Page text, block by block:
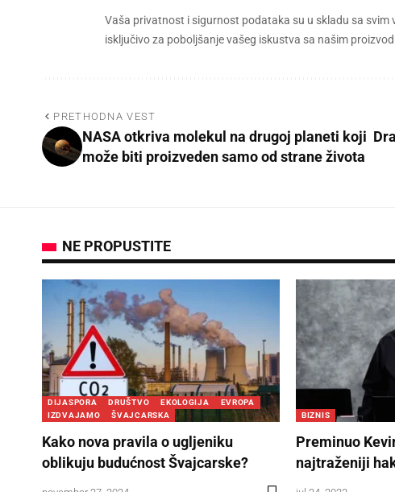
Vaša privatnost i sigurnost podataka su u skladu sa
isključivo za poboljšanje vašeg iskustva sa našim
PRETHODNA VEST
NASA otkriva molekul na drugoj planeti koji
može biti proizveden samo od strane života
NE PROPUSTITE
DIJASPORA DRUŠTVO EKOLOGIJA
EVROPA
IZDVAJAMO
ŠVAJCARSKA
Kako nova pravila o ugljeniku
oblikuju budućnost Švajcarske?
BIZNIS
Preminuo
najtraženiji